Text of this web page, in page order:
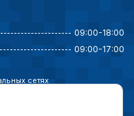
09:00-18:00
09:00-17:00
сетях